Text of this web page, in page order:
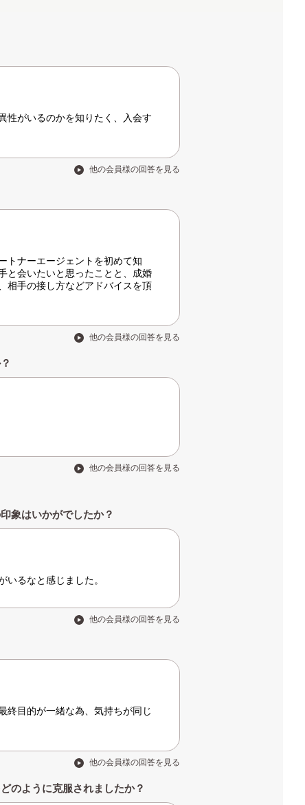
性がいるのかを知りたく、入会す
他の会員様の回答を見る
トナーエージェントを初めて知
と会いたいと思ったことと、成婚
相手の接し方などアドバイスを頂
他の会員様の回答を見る
他の会員様の回答を見る
象はいかがでしたか？
るなと感じました。
他の会員様の回答を見る
終目的が一緒な為、気持ちが同じ
他の会員様の回答を見る
のように克服されましたか？